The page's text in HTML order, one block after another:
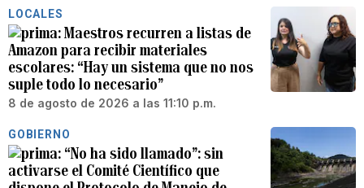
LOCALES
Maestros recurren a listas de
Amazon para recibir materiales
escolares: “Hay un sistema que no nos
suple todo lo necesario”
8 de agosto de 2026 a las 11:10 p.m.
GOBIERNO
“No ha sido llamado”: sin
activarse el Comité Científico que